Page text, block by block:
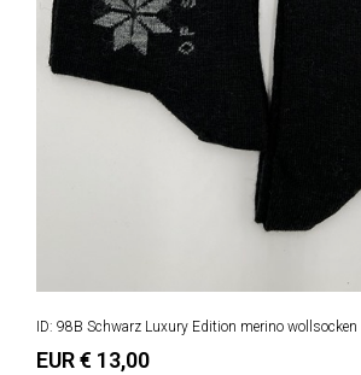
ID: 98B Schwarz Luxury Edition merino wollsocken
EUR € 13,00